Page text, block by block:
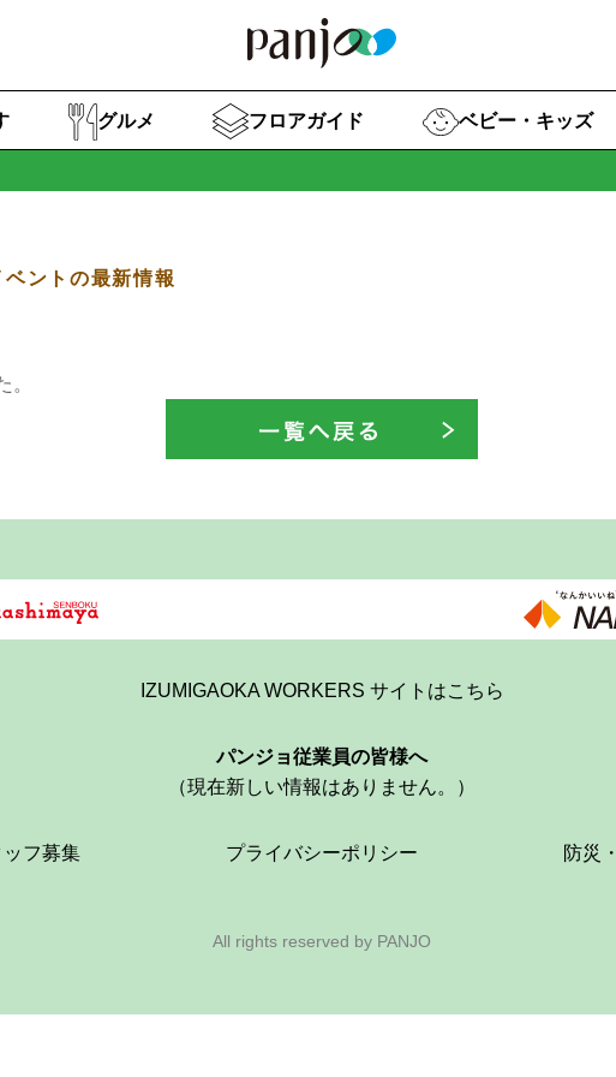
グルメ フロアガイド ベビー・キッズ
ベントの最新情報
IZUMIGAOKA WORKERS サイトはこちら
パンジョ従業員の皆様へ
（現在新しい情報はありません。）
ッフ募集 プライバシーポリシー 防災
All rights reserved by PANJO